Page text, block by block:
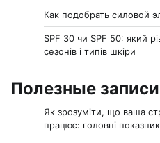
Как подобрать силовой
SPF 30 чи SPF 50: який
сезонів і типів шкіри
Полезные записи
Як зрозуміти, що ваша
працює: головні